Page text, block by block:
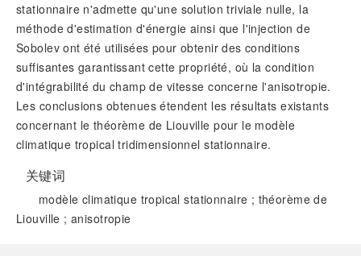
stationnaire n'admette qu'une solution triviale nulle, la
méthode d'estimation d'énergie ainsi que l'injection de
Sobolev ont été utilisées pour obtenir des conditions
suffisantes garantissant cette propriété, où la condition
d'intégrabilité du champ de vitesse concerne l'anisotropie.
Les conclusions obtenues étendent les résultats existants
concernant le théorème de Liouville pour le modèle
climatique tropical tridimensionnel stationnaire.
关键词
modèle climatique tropical stationnaire ; théorème de
Liouville ; anisotropie